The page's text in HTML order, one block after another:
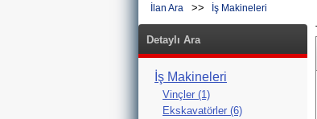
İlan Ara >> İş Makineleri
Detaylı Ara
İş Makineleri
Vinçler (1)
Ekskavatörler (6)